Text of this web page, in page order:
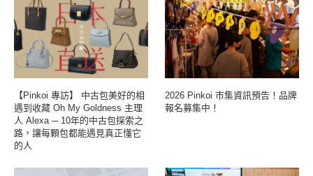
【Pinkoi 專訪】 中古包美好的相
遇到收藏 Oh My Goldness 主理
人 Alexa ─ 10年的中古包探索之
路，讓每顆包都能遇見真正懂它
的人
2026 Pinkoi 市集資訊預告！品牌
報名募集中！